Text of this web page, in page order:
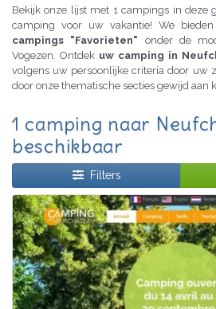
Bekijk onze lijst met 1 campings in deze
camping voor uw vakantie! We
campings "Favorieten" onder de
Vogezen. Ontdek uw camping in
volgens uw persoonlijke criteria door uw
door onze thematische secties gewijd aan
1 camping naar
beschikbaar
Filters